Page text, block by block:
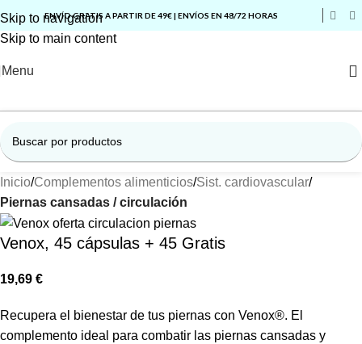
Skip to navigation
Skip to main content
ENVÍO GRATIS A PARTIR DE 49€ | ENVÍOS EN 48/72 HORAS
Menu
Inicio Complementos alimenticios Sist. cardiovascular
Piernas cansadas / circulación
Venox, 45 cápsulas + 45 Gratis
19,69 €
Recupera el bienestar de tus piernas con Venox®. El
complemento ideal para combatir las piernas cansadas y